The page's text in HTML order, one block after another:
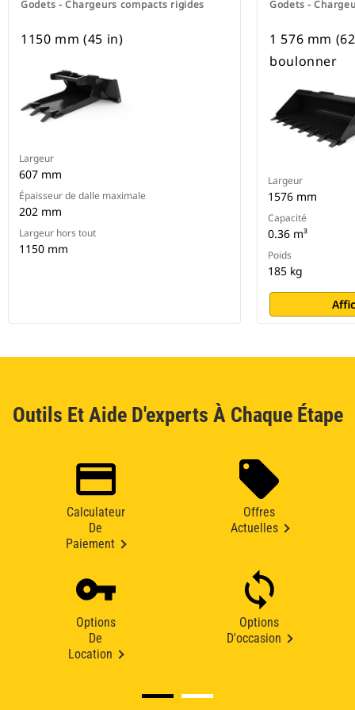
Godets - Chargeurs compacts rigides
1150 mm (45 in)
Largeur
607 mm
Épaisseur de dalle maximale
202 mm
Largeur hors tout
1150 mm
Godets -
1 576 mm
boulonner
Largeur
1576 mm
Capacité
0.36 m³
Poids
185 kg
Outils Et Aide D'experts À Chaque Étape
Calculateur
De
Paiement
Offres
Actuelles
Options
De
Location
Options
D'occasion